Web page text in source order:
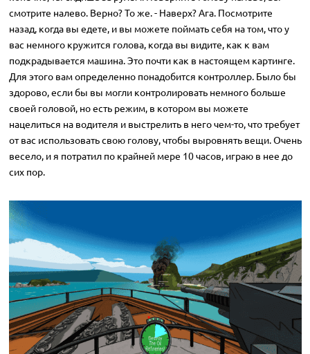
смотрите налево. Верно? То же. - Наверх? Ага. Посмотрите
назад, когда вы едете, и вы можете поймать себя на том, что у
вас немного кружится голова, когда вы видите, как к вам
подкрадывается машина. Это почти как в настоящем картинге.
Для этого вам определенно понадобится контроллер. Было бы
здорово, если бы вы могли контролировать немного больше
своей головой, но есть режим, в котором вы можете
нацелиться на водителя и выстрелить в него чем-то, что требует
от вас использовать свою голову, чтобы выровнять вещи. Очень
весело, и я потратил по крайней мере 10 часов, играю в нее до
сих пор.